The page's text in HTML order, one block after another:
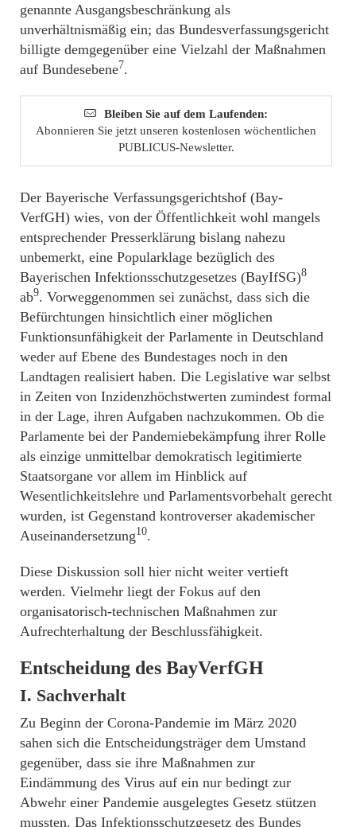
genannte Ausgangsbeschränkung als
unverhältnismäßig ein; das Bundesverfassungsgericht
billigte demgegenüber eine Vielzahl der Maßnahmen
auf Bundesebene7.
Bleiben Sie auf dem Laufenden:
Abonnieren Sie jetzt unseren kostenlosen wöchentlichen
PUBLICUS-Newsletter.
Der Bayerische Verfassungsgerichtshof (Bay-
VerfGH) wies, von der Öffentlichkeit wohl mangels
entsprechender Presserklärung bislang nahezu
unbemerkt, eine Popularklage bezüglich des
Bayerischen Infektionsschutzgesetzes (BayIfSG)8
ab9. Vorweggenommen sei zunächst, dass sich die
Befürchtungen hinsichtlich einer möglichen
Funktionsunfähigkeit der Parlamente in Deutschland
weder auf Ebene des Bundestages noch in den
Landtagen realisiert haben. Die Legislative war selbst
in Zeiten von Inzidenzhöchstwerten zumindest formal
in der Lage, ihren Aufgaben nachzukommen. Ob die
Parlamente bei der Pandemiebekämpfung ihrer Rolle
als einzige unmittelbar demokratisch legitimierte
Staatsorgane vor allem im Hinblick auf
Wesentlichkeitslehre und Parlamentsvorbehalt gerecht
wurden, ist Gegenstand kontroverser akademischer
Auseinandersetzung10.
Diese Diskussion soll hier nicht weiter vertieft
werden. Vielmehr liegt der Fokus auf den
organisatorisch-technischen Maßnahmen zur
Aufrechterhaltung der Beschlussfähigkeit.
Entscheidung des BayVerfGH
I. Sachverhalt
Zu Beginn der Corona-Pandemie im März 2020
sahen sich die Entscheidungsträger dem Umstand
gegenüber, dass sie ihre Maßnahmen zur
Eindämmung des Virus auf ein nur bedingt zur
Abwehr einer Pandemie ausgelegtes Gesetz stützen
mussten. Das Infektionsschutzgesetz des Bundes